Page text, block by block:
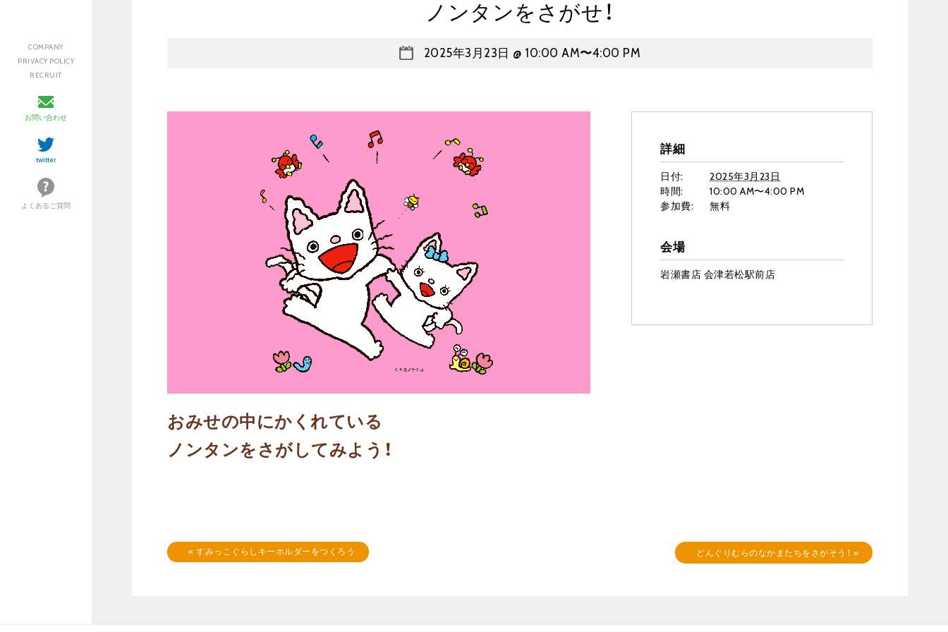
COMPANY
PRIVACY POLICY
RECRUIT
お問い合わせ
twitter
よくあるご質問
ノンタンをさがせ！
2025年3月23日 @ 10:00 AM〜4:00 PM
おみせの中にかくれている
ノンタンをさがしてみよう！
詳細
日付:
2025年3月23日
時間:
10:00 AM〜4:00 PM
参加費:
無料
会場
岩瀬書店 会津若松駅前店
« すみっこぐらしキーホルダーをつくろう どんぐりむらのなかまたちをさがそう！ »